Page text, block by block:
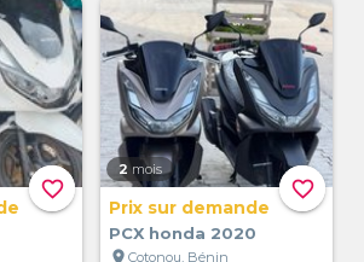
favorite_border favorite_border
2 mois
Prix sur demande
PCX honda 2020
location_onCotonou, Bénin